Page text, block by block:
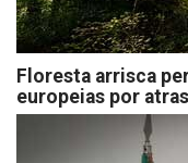
Floresta arrisca
europeias por